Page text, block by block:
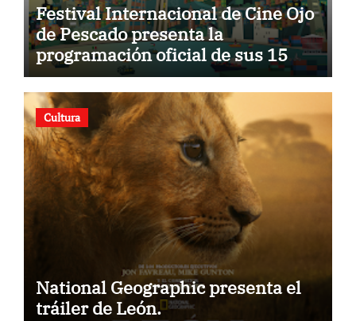
Festival Internacional de Cine Ojo
de Pescado presenta la
programación oficial de sus 15
años
Cultura
National Geographic presenta el
tráiler de León.